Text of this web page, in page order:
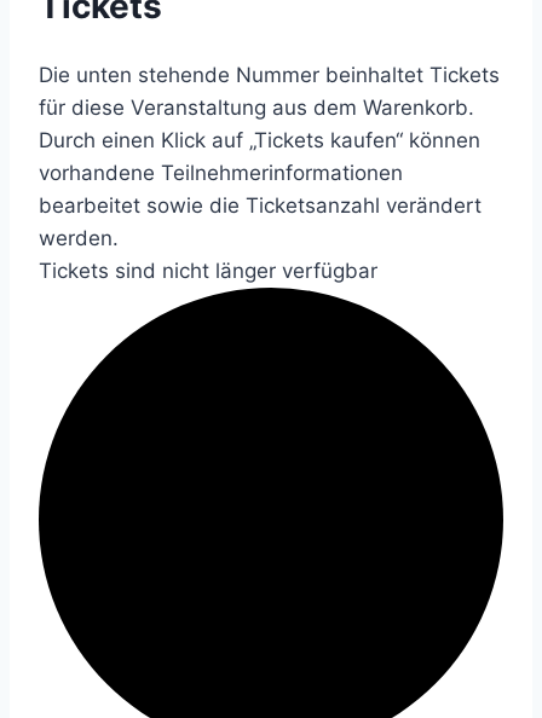
Die unten stehende Nummer beinhaltet Tickets
für diese Veranstaltung aus dem Warenkorb.
Durch einen Klick auf „Tickets kaufen“ können
vorhandene Teilnehmerinformationen
bearbeitet sowie die Ticketsanzahl verändert
werden.
Tickets sind nicht länger verfügbar